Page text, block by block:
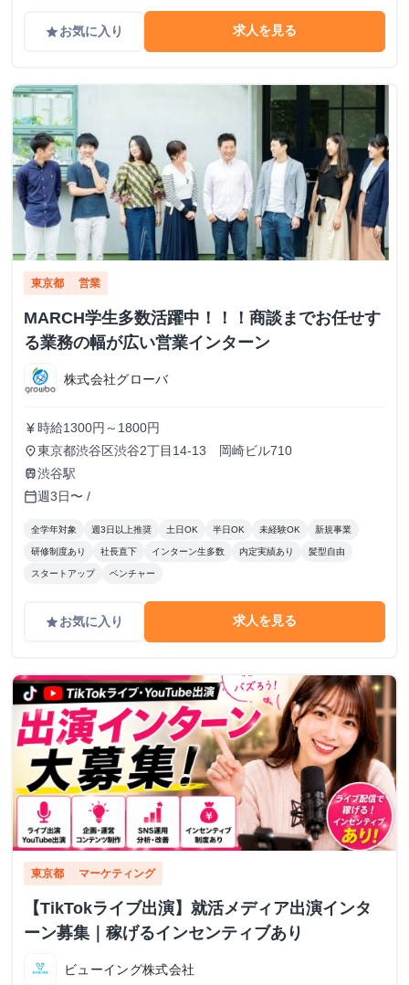
gradeお気に入り 求人を見る
東京都 営業
MARCH学生多数活躍中！！！商談までお任せす
る業務の幅が広い営業インターン
株式会社グローバ
currency_yen 時給1300円～1800円
place東京都渋谷区渋谷2丁目14-13 岡崎ビル710
train渋谷駅
calendar_today週3日〜 /
全学年対象 週3日以上推奨 土日OK 半日OK 未経験OK 新規事業
研修制度あり 社長直下 インターン生多数 内定実績あり 髪型自由
スタートアップ ベンチャー
gradeお気に入り 求人を見る
東京都 マーケティング
【TikTokライブ出演】就活メディア出演インタ
ーン募集｜稼げるインセンティブあり
ビューイング株式会社